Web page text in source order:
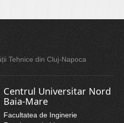
Tehnice din Cluj-Napoca
Centrul Universitar Nord
Baia-Mare
Facultatea de Inginerie